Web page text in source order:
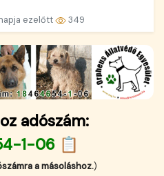
ezelőtt 349
adószám:
1-06 📋
a másoláshoz.)